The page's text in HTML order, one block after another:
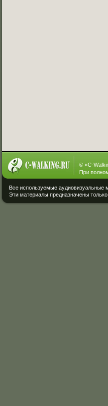
© «C-
При
Все используемые аудиовизуальные
Эти материалы предназначены